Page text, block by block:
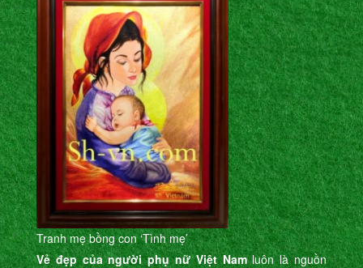
Tranh mẹ bồng con ‘Tình mẹ’
Vẻ đẹp của người phụ nữ Việt Namluôn là nguồn